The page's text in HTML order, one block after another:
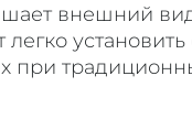
внешний